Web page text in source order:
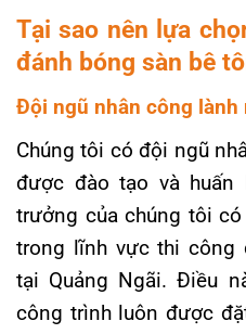
Tại sao nên lựa
đánh bóng sàn bê
Đội ngũ nhân công lành
Chúng tôi có đội ngũ
được đào tạo và huấn
trưởng của chúng tôi
trong lĩnh vực thi công
tại Quảng Ngãi. Điều
công trình luôn được